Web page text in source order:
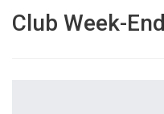
Club Week-